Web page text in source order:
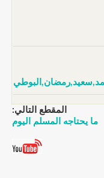
المقطع التالي:
ما يحتاجه المسلم اليوم